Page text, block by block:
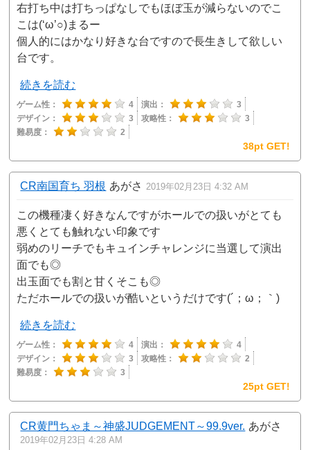
右打ち中は打ちっぱなしでもほぼ玉が減らないのでこ
こは(‘ω’○)まるー
個人的にはかなり好きな台ですので長生きして欲しい
台です。
続きを読む
ゲーム性： 4 演出：
3
デザイン：
3 攻略性：
3
難易度：
2
38pt GET!
CR南国育ち 羽根 あがさ 2019年02月23日 4:32 AM
この機種凄く好きなんですがホールでの扱いがとても
悪くとても触れない印象です
弱めのリーチでもキュインチャレンジに当選して演出
面でも◎
出玉面でも割と甘くそこも◎
ただホールでの扱いが酷いというだけです(´；ω；｀)
続きを読む
ゲーム性： 4 演出：
4
デザイン：
3 攻略性：
2
難易度：
3
25pt GET!
CR黄門ちゃま～神盛JUDGEMENT～99.9ver. あがさ
2019年02月23日 4:28 AM